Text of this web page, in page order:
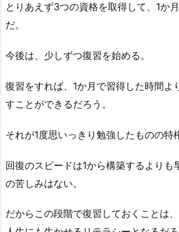
とりあえず3つの資格を取得して、1か
だ。
今後は、少しずつ復習を始める。
復習をすれば、1か月で習得した時間よ
すことができるだろう。
それが1度思いっきり勉強したものの特
回復のスピードは1から構築するよりも
の苦しみはない。
だからこの段階で復習しておくことは